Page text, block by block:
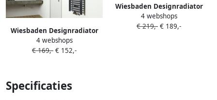
Wiesbaden Designradiator
Elara 120x45cm 538 Watt
Mat Antraciet
4 webshops
€ 169,- € 152,-
Wiesbaden Designradiator
Elara 180x60cm 1067 Watt
Mat Antraciet
4 webshops
€ 219,- € 189,-
Specificaties